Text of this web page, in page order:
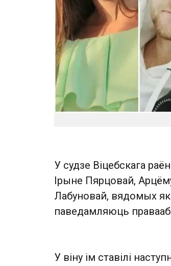
У судзе Віцебскага
Ірыне Пярцовай,
Лабуновай, вядомых як
паведамляюць
У віну ім ставілі